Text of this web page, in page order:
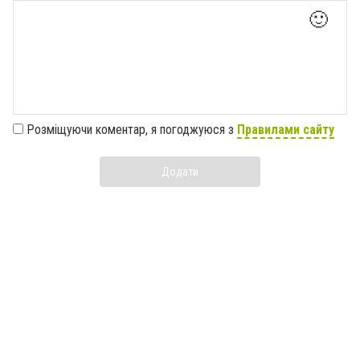
🙂
Розміщуючи коментар, я погоджуюся з Правилами сайту
Додати